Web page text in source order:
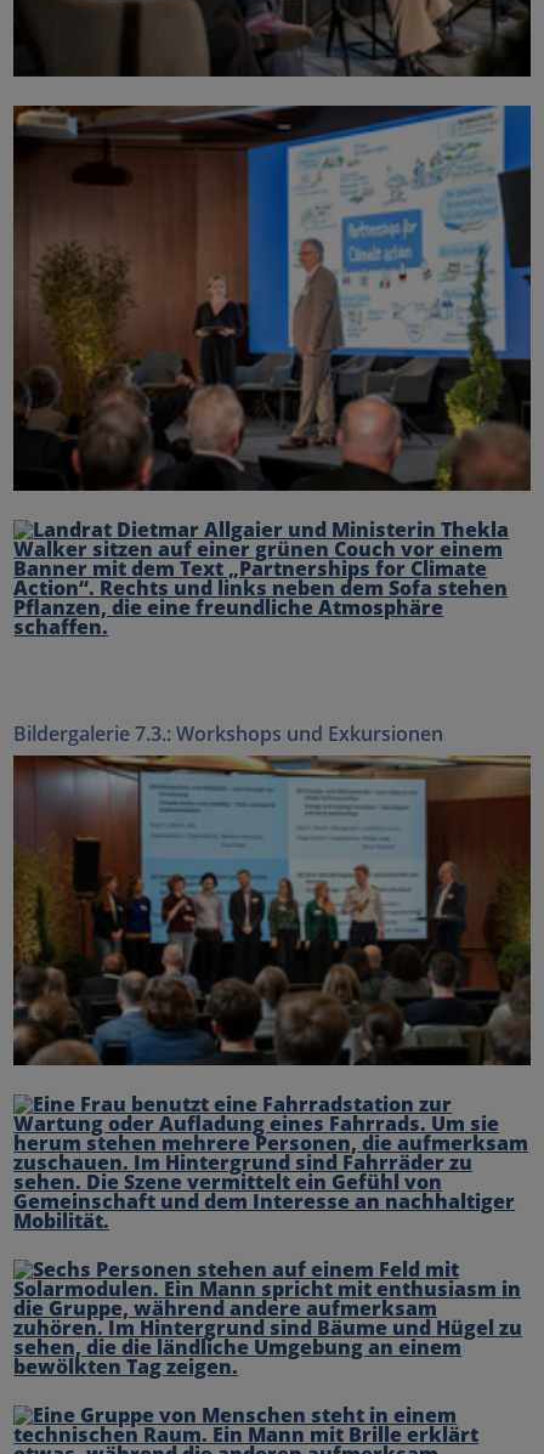
Bildergalerie 7.3.: Workshops und Exkursionen